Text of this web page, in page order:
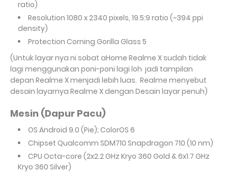
ratio)
Resolution 1080 x 2340 pixels, 19.5:9 ratio (~394 ppi
density)
Protection Corning Gorilla Glass 5
(Untuk layar nya ni sobat aHome Realme X sudah tidak
lagi menggunakan poni-poni lagi loh jadi tampilan
depan Realme X menjadi lebih luas. Realme menyebut
desain layarnya Realme X dengan Desain layar penuh)
Mesin (Dapur Pacu)
OS Android 9.0 (Pie); ColorOS 6
Chipset Qualcomm SDM710 Snapdragon 710 (10 nm)
CPU Octa-core (2x2.2 GHz Kryo 360 Gold & 6x1.7 GHz
Kryo 360 Silver)